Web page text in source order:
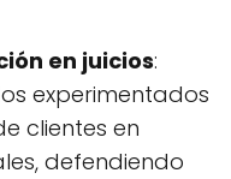
en juicios:
experimentados
clientes en
defendiendo